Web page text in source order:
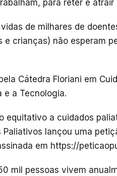
para reter e atrair
de milhares de
e crianças) não esperam
Cátedra Floriani em
e a Tecnologia.
equitativo a cuidados
Paliativos lançou uma
em https://
mil pessoas vivem